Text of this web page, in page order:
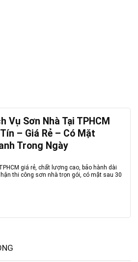
Vụ Sơn Nhà Tại TPHCM
– Giá Rẻ – Có Mặt
Trong Ngày
giá rẻ, chất lượng cao, bảo hành dài
thi công sơn nhà trọn gói, có mặt sau 30